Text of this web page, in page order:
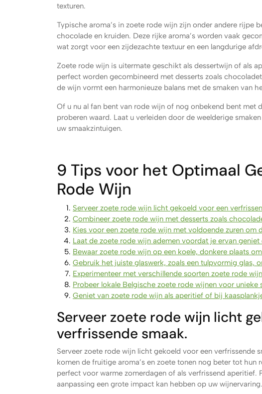
texturen.
Typische aroma’s in zoete rode wijn zijn onder andere rijpe
chocolade en kruiden. Deze rijke aroma’s worden vaak
wat zorgt voor een zijdezachte textuur en een langdurige
Zoete rode wijn is uitermate geschikt als dessertwijn of als
perfect worden gecombineerd met desserts zoals
de wijn vormt een harmonieuze balans met de smaken van
Of u nu al fan bent van rode wijn of nog onbekend bent met
proberen waard. Laat u verleiden door de weelderige
uw smaakzintuigen.
9 Tips voor het Optimaal
Rode Wijn
Serveer zoete rode wijn licht gekoeld voor een
Combineer zoete rode wijn met desserts zoals
Kies voor een zoete rode wijn met voldoende zuren om
Laat de zoete rode wijn ademen voordat je ervan
Bewaar zoete rode wijn op een koele, donkere plaats
Gebruik het juiste glaswerk, zoals een tulpvormig glas,
Experimenteer met verschillende soorten zoete rode
Probeer lokale Belgische zoete rode wijnen voor unieke
Geniet van zoete rode wijn als aperitief of bij
Serveer zoete rode wijn licht
verfrissende smaak.
Serveer zoete rode wijn licht gekoeld voor een verfrissende
komen de fruitige aroma’s en zoete tonen nog beter tot
perfect voor warme zomerdagen of als verfrissend aperitief.
aanpassing een grote impact kan hebben op uw wijnervaring.